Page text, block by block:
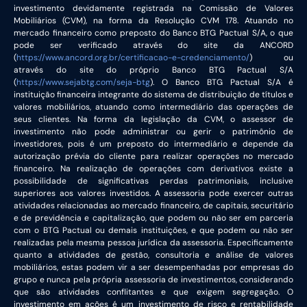
investimento devidamente registrada na Comissão de Valores
Mobiliários (CVM), na forma da Resolução CVM 178. Atuando no
mercado financeiro como preposto do Banco BTG Pactual S/A, o que
pode ser verificado através do site da ANCORD
(https://www.ancord.org.br/certificacao-e-credenciamento/) ou
através do site do próprio Banco BTG Pactual S/A
(https://www.sejabtg.com/seja-btg). O Banco BTG Pactual S/A é
instituição financeira integrante do sistema de distribuição de títulos e
valores mobiliários, atuando como intermediário das operações de
seus clientes. Na forma da legislação da CVM, o assessor de
investimento não pode administrar ou gerir o patrimônio de
investidores, pois é um preposto do intermediário e depende da
autorização prévia do cliente para realizar operações no mercado
financeiro. Na realização de operações com derivativos existe a
possibilidade de significativas perdas patrimoniais, inclusive
superiores aos valores investidos. A assessoria pode exercer outras
atividades relacionadas ao mercado financeiro, de capitais, securitário
e de previdência e capitalização, que podem ou não ser em parceria
com o BTG Pactual ou demais instituições, e que podem ou não ser
realizadas pela mesma pessoa jurídica da assessoria. Especificamente
quanto a atividades de gestão, consultoria e análise de valores
mobiliários, estas podem vir a ser desempenhadas por empresas do
grupo e nunca pela própria assessoria de investimentos, considerando
que são atividades conflitantes e que exigem segregação. O
investimento em ações é um investimento de risco e rentabilidade